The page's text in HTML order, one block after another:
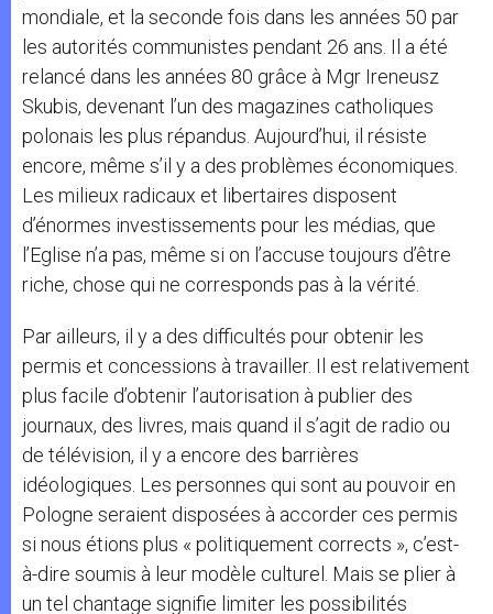
mondiale, et la seconde fois dans les années 50 par
les autorités communistes pendant 26 ans. Il a été
relancé dans les années 80 grâce à Mgr Ireneusz
Skubis, devenant l’un des magazines catholiques
polonais les plus répandus. Aujourd’hui, il résiste
encore, même s’il y a des problèmes économiques.
Les milieux radicaux et libertaires disposent
d’énormes investissements pour les médias, que
l’Eglise n’a pas, même si on l’accuse toujours d’être
riche, chose qui ne corresponds pas à la vérité.
Par ailleurs, il y a des difficultés pour obtenir les
permis et concessions à travailler. Il est relativement
plus facile d’obtenir l’autorisation à publier des
journaux, des livres, mais quand il s’agit de radio ou
de télévision, il y a encore des barrières
idéologiques. Les personnes qui sont au pouvoir en
Pologne seraient disposées à accorder ces permis
si nous étions plus « politiquement corrects », c’est-
à-dire soumis à leur modèle culturel. Mais se plier à
un tel chantage signifie limiter les possibilités